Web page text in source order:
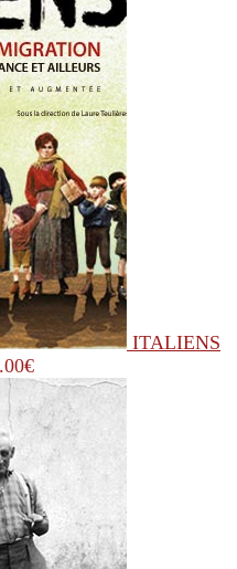
ITALIENS
€